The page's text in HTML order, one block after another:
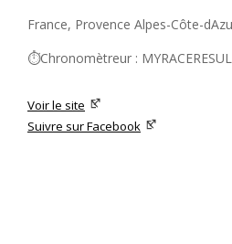
France, Provence Alpes-Côte-
⏱️Chronomètreur :
Voir le site
Suivre sur Facebook